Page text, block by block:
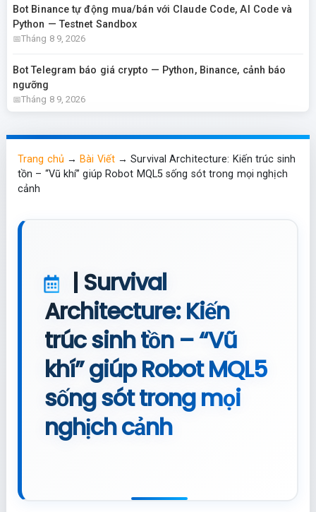
Bot Binance tự động mua/bán với Claude Code, AI Code và
Python — Testnet Sandbox
Tháng 8 9, 2026
Bot Telegram báo giá crypto — Python, Binance, cảnh báo
ngưỡng
Tháng 8 9, 2026
Trang chủ →Bài Viết→Survival Architecture: Kiến trúc sinh
tồn – “Vũ khí” giúp Robot MQL5 sống sót trong mọi nghịch
cảnh
| Survival
Architecture: Kiến
trúc sinh tồn – “Vũ
khí” giúp Robot MQL5
sống sót trong mọi
nghịch cảnh